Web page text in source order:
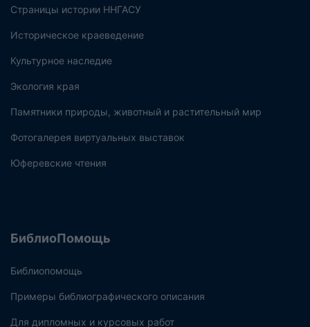
Страницы истории ННГАСУ
Историческое краеведение
Культурное наследие
Экология края
Памятники природы, животный и растительный мир
Фотогалерея виртуальных выставок
Юферевские чтения
БиблиоПомощь
Библиопомощь
Примеры библиографического описания
Для дипломных и курсовых работ